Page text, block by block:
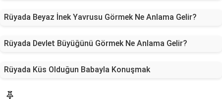
Rüyada Beyaz İnek Yavrusu Görmek Ne Anlama Gelir?
Rüyada Devlet Büyüğünü Görmek Ne Anlama Gelir?
Rüyada Küs Olduğun Babayla Konuşmak